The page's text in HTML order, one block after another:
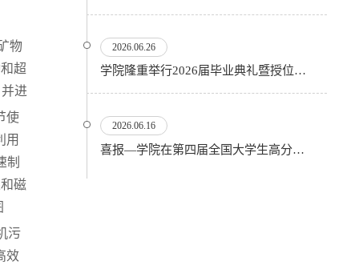
物
超
进
使
用
制
磁
污
效
2026.06.26
​学院隆重举行2026届毕业典礼暨授位仪式
2026.06.16
喜报—学院在第四届全国大学生高分子材料实验实践虚拟仿真大赛再创佳绩